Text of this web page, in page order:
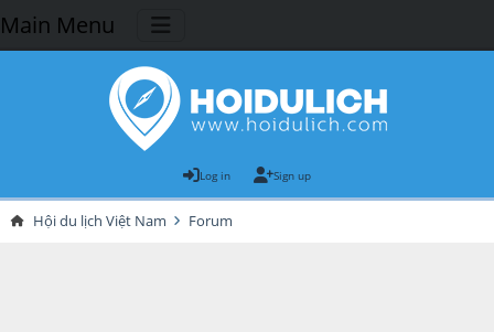
Main Menu
Log in Sign up
Hội du lịch Việt Nam Forum